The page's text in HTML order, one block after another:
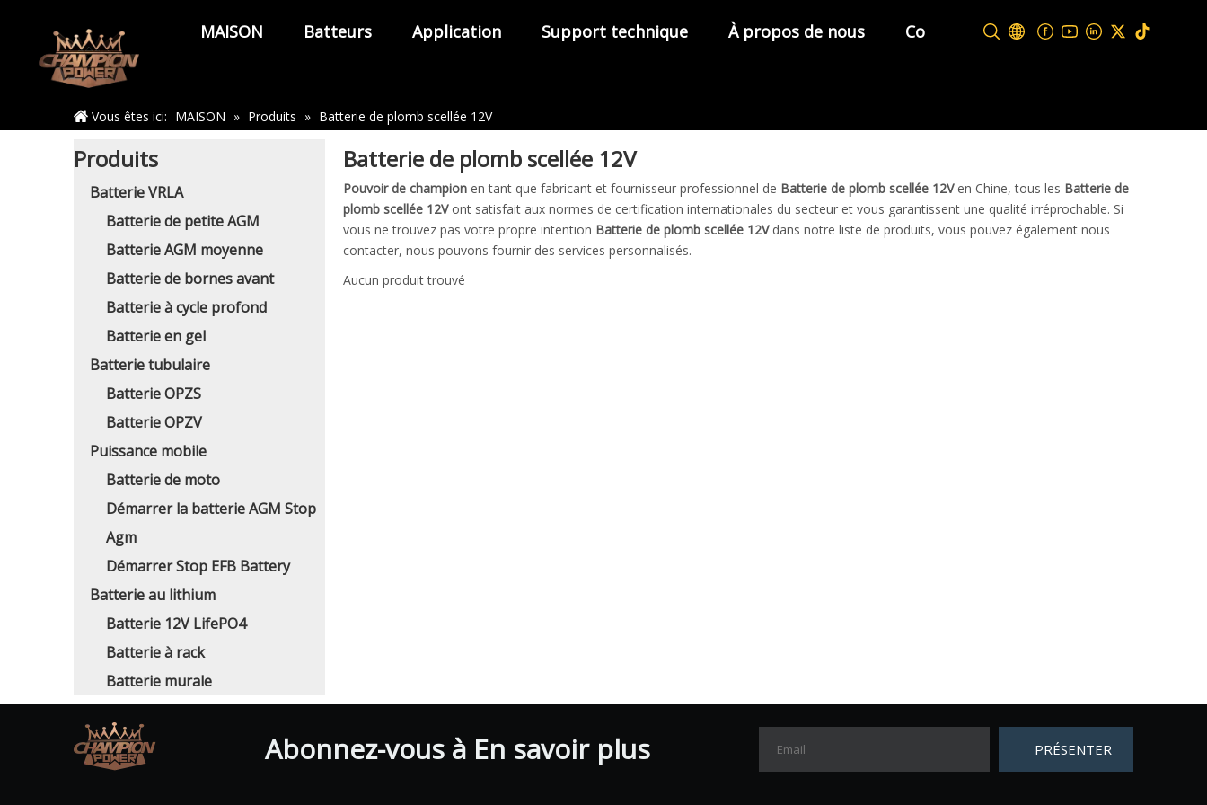
MAISON Batteurs Application Support technique À propos de nous Contactez-nous
Maison
Vous êtes ici: MAISON » Produits » Batterie de plomb scellée 12V
Produits
Batterie VRLA
Batterie de petite AGM
Batterie AGM moyenne
Batterie de bornes avant
Batterie à cycle profond
Batterie en gel
Batterie tubulaire
Batterie OPZS
Batterie OPZV
Puissance mobile
Batterie de moto
Démarrer la batterie AGM Stop
Agm
Démarrer Stop EFB Battery
Batterie au lithium
Batterie 12V LifePO4
Batterie à rack
Batterie murale
Batterie de plomb scellée 12V
Pouvoir de champion en tant que fabricant et fournisseur professionnel de Batterie de plomb scellée 12Ven Chine, tous les Batterie de
plomb scellée 12Vont satisfait aux normes de certification internationales du secteur et vous garantissent une qualité irréprochable. Si
vous ne trouvez pas votre propre intention Batterie de plomb scellée 12Vdans notre liste de produits, vous pouvez également nous
contacter, nous pouvons fournir des services personnalisés.
Aucun produit trouvé
Abonnez-vous à En savoir plus PRÉSENTER